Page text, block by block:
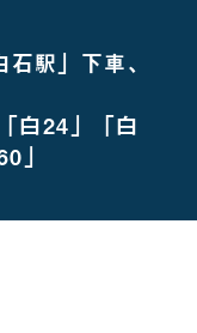
駅」下車、
白24」「白
」